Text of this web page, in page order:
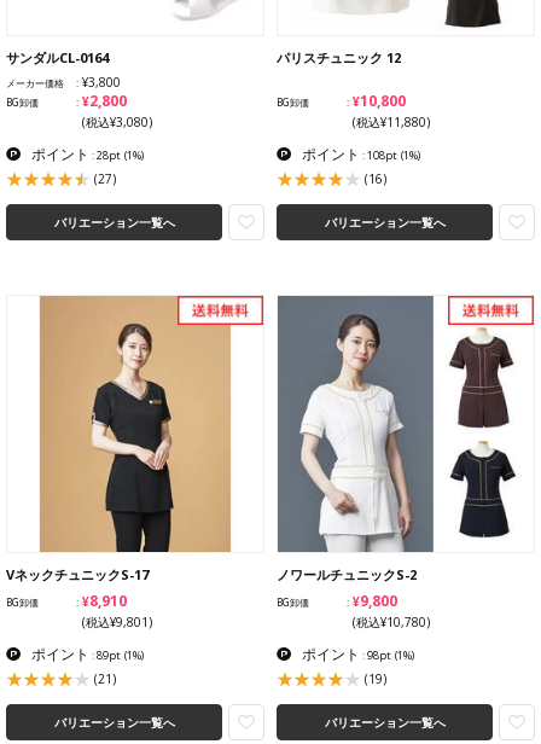
サンダルCL-0164
メーカー価格 ¥3,800
BG卸価 ¥2,800
(税込¥3,080)
ポイント : 28pt (1%)
(27)
バリエーション一覧へ
パリスチュニック 12
BG卸価 ¥10,800
(税込¥11,880)
ポイント : 108pt (1%)
(16)
バリエーション一覧へ
VネックチュニックS-17
BG卸価 ¥8,910
(税込¥9,801)
ポイント : 89pt (1%)
(21)
バリエーション一覧へ
ノワールチュニックS-2
BG卸価 ¥9,800
(税込¥10,780)
ポイント : 98pt (1%)
(19)
バリエーション一覧へ